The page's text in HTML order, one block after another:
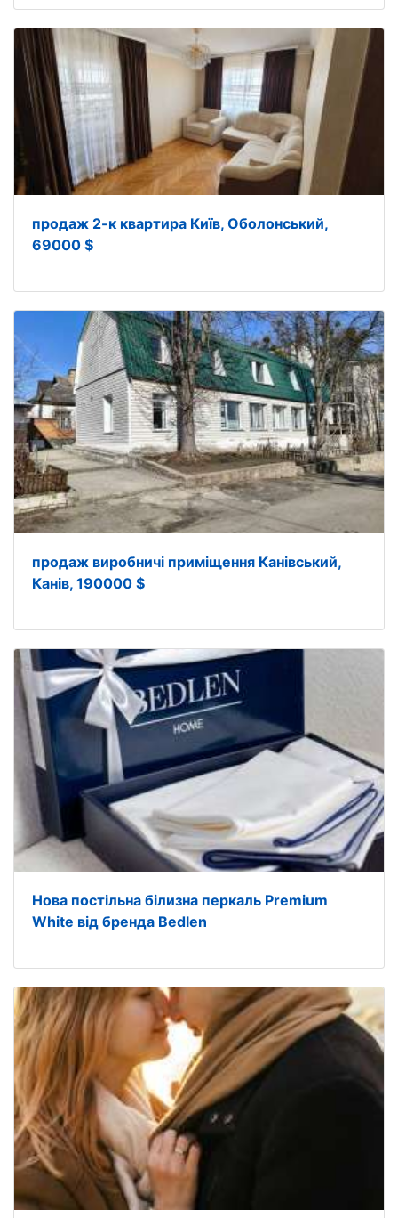
продаж 2-к квартира Київ, Оболонський,
69000 $
продаж виробничі приміщення Канівський,
Канів, 190000 $
Нова постільна білизна перкаль Premium
White від бренда Bedlen